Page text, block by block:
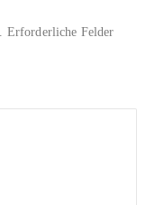
Erforderliche Felder